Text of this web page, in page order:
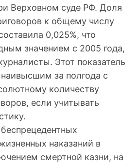
Верховном суде РФ. Доля
к общему числу
0,025%, что
значением с 2005 года,
Этот показатель
за полгода с
количеству
если учитывать
наказаний в
смертной казни, на